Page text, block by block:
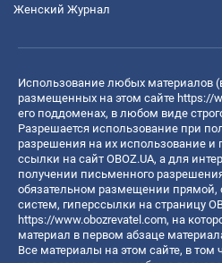
Женский Журнал
Использование любых материалов
размещенных на этом сайте https://
его поддоменах, в любом виде
Разрешается использование при
разрешения на их использование и
ссылки на сайт OBOZ.UA, а для
получении письменного
обязательном размещении прямой,
систем, гиперссылки на страницу
https://www.obozrevatel.com, на
материал в первом абзаце
Все материалы на этом сайте, в том